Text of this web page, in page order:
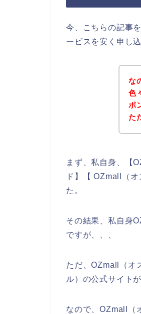
今、こちらの記事
ービスを安く申し
な
色
ポ
た
まず、私自身、【
ド】【 OZmall（
た。
その結果、私自身
ですが、、、
ただ、OZmall（オ
ル）の公式サイト
なので、OZmall（